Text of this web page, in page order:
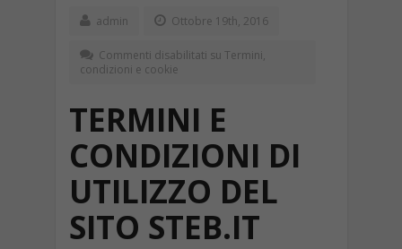
admin Ottobre 19th, 2016
Commenti disabilitati su Termini,
condizioni e cookie
TERMINI E
CONDIZIONI DI
UTILIZZO DEL
SITO STEB.IT